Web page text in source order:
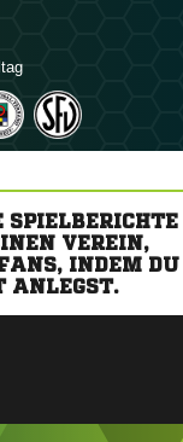
SPIELBERICHTE
VEREIN,
INDEM DU
ANLEGST.